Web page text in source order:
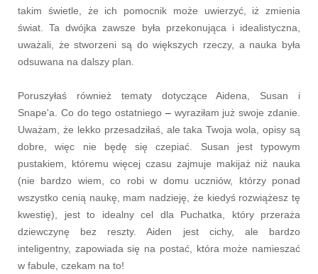
takim świetle, że ich pomocnik może uwierzyć, iż zmienia
świat. Ta dwójka zawsze była przekonująca i idealistyczna,
uważali, że stworzeni są do większych rzeczy, a nauka była
odsuwana na dalszy plan.
Poruszyłaś również tematy dotyczące Aidena, Susan i
Snape'a. Co do tego ostatniego –wyraziłam już swoje zdanie.
Uważam, że lekko przesadziłaś, ale taka Twoja wola, opisy są
dobre, więc nie będę się czepiać. Susan jest typowym
pustakiem, któremu więcej czasu zajmuje makijaż niż nauka
(nie bardzo wiem, co robi w domu uczniów, którzy ponad
wszystko cenią naukę, mam nadzieję, że kiedyś rozwiążesz tę
kwestię), jest to idealny cel dla Puchatka, który przeraża
dziewczynę bez reszty. Aiden jest cichy, ale bardzo
inteligentny, zapowiada się na postać, która może namieszać
w fabule, czekam na to!